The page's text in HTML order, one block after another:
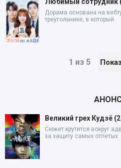
Дорама основана на
треугольнике, в который
1 из 5
Великий грех Кудзё
Сюжет крутится вокруг
за защиту самых отпетых